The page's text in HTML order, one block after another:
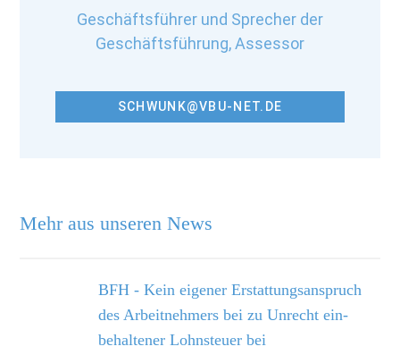
Mehr aus unseren News
BFH - Kein eigener Erstattungsanspruch
des Arbeitnehmers bei zu Unrecht ein­
behaltener Lohnsteuer bei
Geschäftsführer und Sprecher der
Geschäftsführung, Assessor
SCHWUNK@VBU-NET.DE